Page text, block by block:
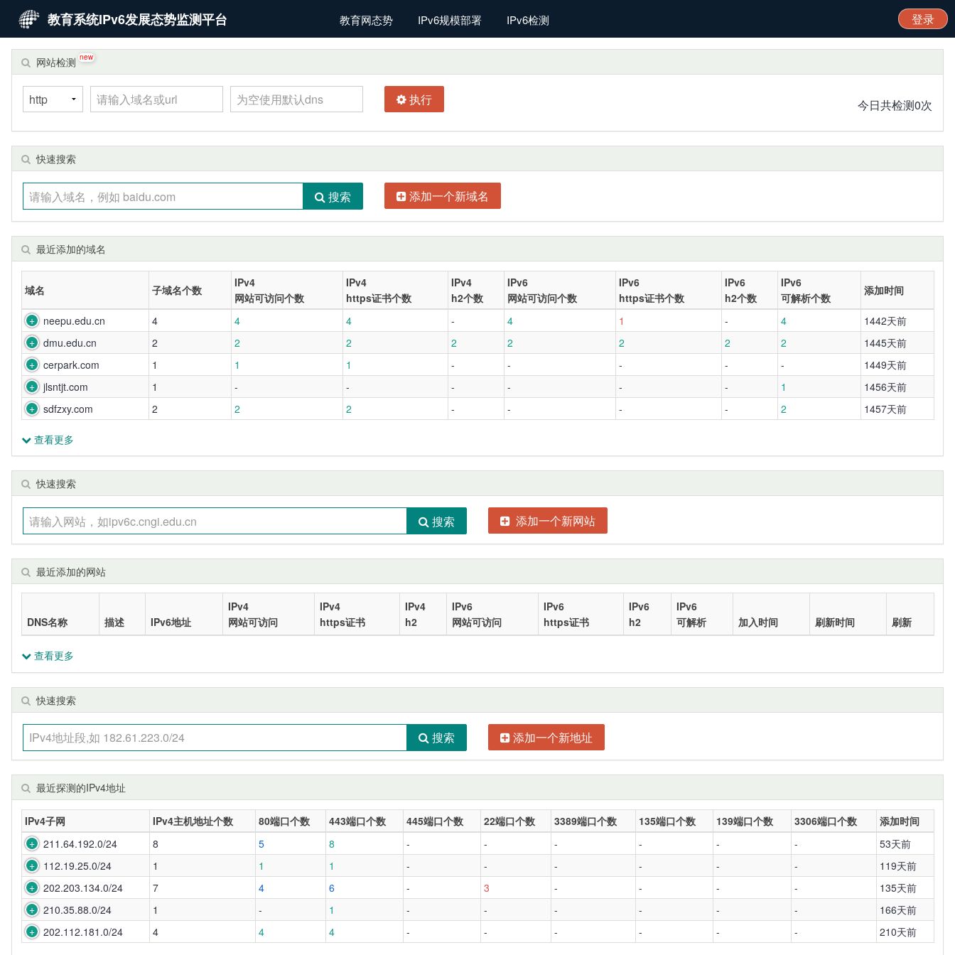
教育系统IPv6发展态势监测平台 教育网态势 IPv6规模部署 IPv6检测 登录
网站检测 new
执行 今日共检测0次
快速搜索
搜索 添加一个新域名
最近添加的域名
域名 子域名个数
IPv4
网站可访问个数
IPv4
https证书个数
IPv4
h2个数
IPv6
网站可访问个数
IPv6
https证书个数
IPv6
h2个数
IPv6
可解析个数
添加时间
neepu.edu.cn 4 4 4 - 4 1 - 4
1442天前
dmu.edu.cn
2 2 2 2 2 2 2 2
1445天前
cerpark.com
1 1 1 - - - - -
1449天前
jlsntjt.com
1 - - - - - - 1
1456天前
sdfzxy.com
2 2 2 - - - - 2 1457天前
查看更多
快速搜索
搜索 添加一个新网站
最近添加的网站
DNS名称 描述 IPv6地址
IPv4
网站可访问
IPv4
https证书
IPv4
h2
IPv6
网站可访问
IPv6
https证书
IPv6
h2
IPv6
可解析
加入时间 刷新时间 刷新
查看更多
快速搜索
搜索 添加一个新地址
最近探测的IPv4地址
IPv4子网 IPv4主机地址个数 80端口个数 443端口个数 445端口个数 22端口个数 3389端口个数 135端口个数 139端口个数 3306端口个数
添加时间
211.64.192.0/24
8 5 8 - - - - - -
53天前
112.19.25.0/24
1 1 1 - - - - - -
119天前
202.203.134.0/24
7 4 6 - 3 - - - -
135天前
210.35.88.0/24
1 - 1 - - - - - -
166天前
202.112.181.0/24
4 4 4 - - - - - - 210天前